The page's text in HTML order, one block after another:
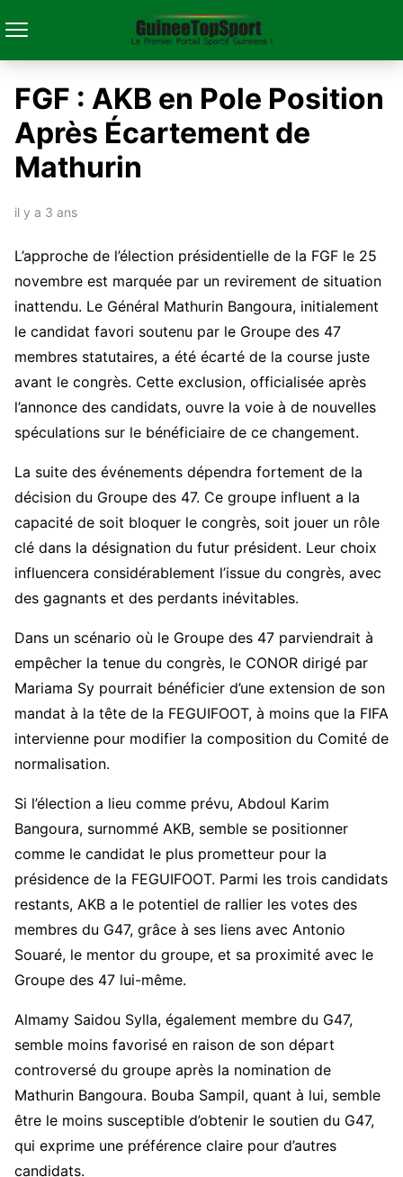
FGF : AKB en Pole Position
Après Écartement de
Mathurin
il y a 3 ans
L’approche de l’élection présidentielle de la FGF le 25
novembre est marquée par un revirement de situation
inattendu. Le Général Mathurin Bangoura, initialement
le candidat favori soutenu par le Groupe des 47
membres statutaires, a été écarté de la course juste
avant le congrès. Cette exclusion, officialisée après
l’annonce des candidats, ouvre la voie à de nouvelles
spéculations sur le bénéficiaire de ce changement.
La suite des événements dépendra fortement de la
décision du Groupe des 47. Ce groupe influent a la
capacité de soit bloquer le congrès, soit jouer un rôle
clé dans la désignation du futur président. Leur choix
influencera considérablement l’issue du congrès, avec
des gagnants et des perdants inévitables.
Dans un scénario où le Groupe des 47 parviendrait à
empêcher la tenue du congrès, le CONOR dirigé par
Mariama Sy pourrait bénéficier d’une extension de son
mandat à la tête de la FEGUIFOOT, à moins que la FIFA
intervienne pour modifier la composition du Comité de
normalisation.
Si l’élection a lieu comme prévu, Abdoul Karim
Bangoura, surnommé AKB, semble se positionner
comme le candidat le plus prometteur pour la
présidence de la FEGUIFOOT. Parmi les trois candidats
restants, AKB a le potentiel de rallier les votes des
membres du G47, grâce à ses liens avec Antonio
Souaré, le mentor du groupe, et sa proximité avec le
Groupe des 47 lui-même.
Almamy Saidou Sylla, également membre du G47,
semble moins favorisé en raison de son départ
controversé du groupe après la nomination de
Mathurin Bangoura. Bouba Sampil, quant à lui, semble
être le moins susceptible d’obtenir le soutien du G47,
qui exprime une préférence claire pour d’autres
candidats.